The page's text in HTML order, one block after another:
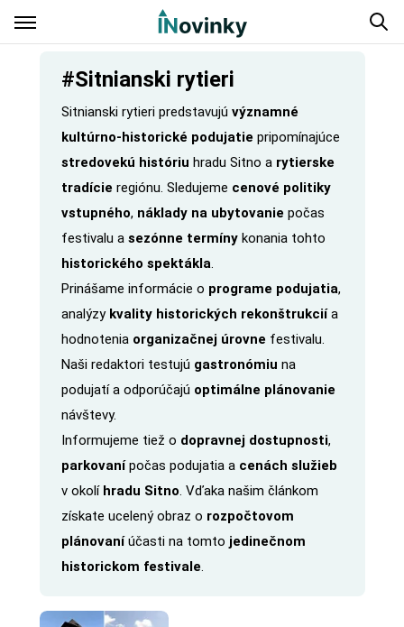
#Sitnianski rytieri
Sitnianski rytieri predstavujú významné
kultúrno-historické podujatie pripomínajúce
stredovekú históriu hradu Sitno a rytierske
tradície regiónu. Sledujeme cenové politiky
vstupného, náklady na ubytovanie počas
festivalu a sezónne termínykonania tohto
historického spektákla.
Prinášame informácie o programe podujatia,
analýzy kvality historických rekonštrukciía
hodnotenia organizačnej úrovne festivalu.
Naši redaktori testujú gastronómiu na
podujatí a odporúčajú optimálne plánovanie
návštevy.
Informujeme tiež o dopravnej dostupnosti,
parkovanípočas podujatia a cenách služieb
v okolí hradu Sitno. Vďaka našim článkom
získate ucelený obraz o rozpočtovom
plánovaníúčasti na tomto jedinečnom
historickom festivale.